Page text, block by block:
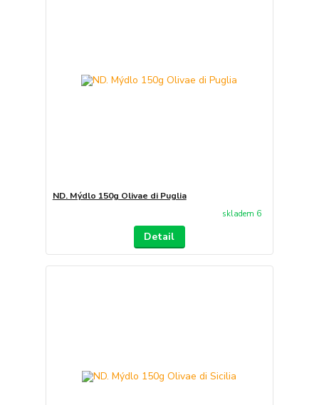
ND. Mýdlo 150g Olivae di Puglia
skladem 6
Detail